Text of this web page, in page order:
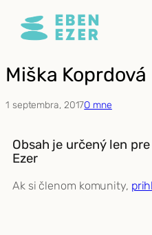
Prejsť
Miška Koprdová
1 septembra, 2017O mne
Obsah je určený len
Ezer
Ak si členom komunity,